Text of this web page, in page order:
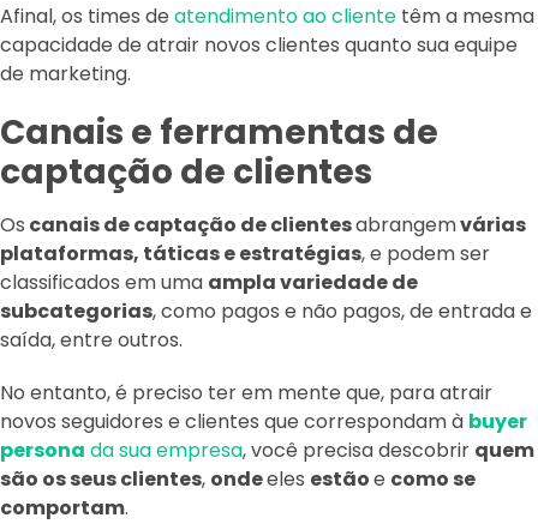
Afinal, os times de atendimento ao cliente têm a mesma
capacidade de atrair novos clientes quanto sua equipe
de marketing.
Canais e ferramentas de
captação de clientes
Os canais de captação de clientesabrangemvárias
plataformas, táticas e estratégias, e podem ser
classificados em uma ampla variedade de
subcategorias, como pagos e não pagos, de entrada e
saída, entre outros.
No entanto, é preciso ter em mente que, para atrair
novos seguidores e clientes que correspondam à buyer
persona da sua empresa, você precisa descobrir quem
são os seus clientes, ondeeles estãoe como se
comportam.